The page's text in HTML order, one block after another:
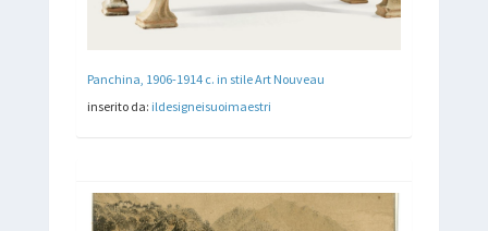
Panchina, 1906-1914 c. in stile Art Nouveau
inserito da: ildesigneisuoimaestri